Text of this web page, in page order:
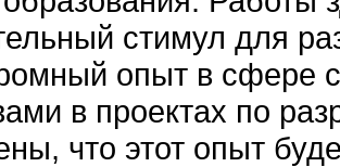
стимул для
опыт в сфере
в проектах по
что этот опыт